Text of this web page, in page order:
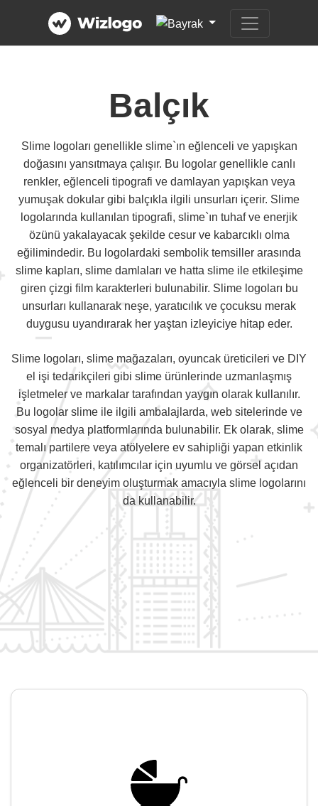
Balçık
Slime logoları genellikle slime`ın eğlenceli ve yapışkan
doğasını yansıtmaya çalışır. Bu logolar genellikle canlı
renkler, eğlenceli tipografi ve damlayan yapışkan veya
yumuşak dokular gibi balçıkla ilgili unsurları içerir. Slime
logolarında kullanılan tipografi, slime`ın tuhaf ve enerjik
özünü yakalayacak şekilde cesur ve kabarcıklı olma
eğilimindedir. Bu logolardaki sembolik temsiller arasında
slime kapları, slime damlaları ve hatta slime ile etkileşime
giren çizgi film karakterleri bulunabilir. Slime logoları bu
unsurları kullanarak neşe, yaratıcılık ve çocuksu merak
duygusu uyandırarak her yaştan izleyiciye hitap eder.
Slime logoları, slime mağazaları, oyuncak üreticileri ve DIY
el işi tedarikçileri gibi slime ürünlerinde uzmanlaşmış
işletmeler ve markalar tarafından yaygın olarak kullanılır.
Bu logolar slime ile ilgili ambalajlarda, web sitelerinde ve
sosyal medya platformlarında bulunabilir. Ek olarak, slime
temalı partilere veya atölyelere ev sahipliği yapan etkinlik
organizatörleri, katılımcılar için uyumlu ve görsel açıdan
eğlenceli bir deneyim oluşturmak amacıyla slime logolarını
da kullanabilir.